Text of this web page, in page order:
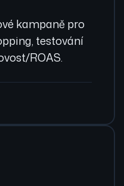
kampaně pro
testování
ROAS.